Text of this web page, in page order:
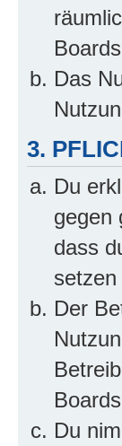
Das
3.
Du
gegen
dass
Der
Du